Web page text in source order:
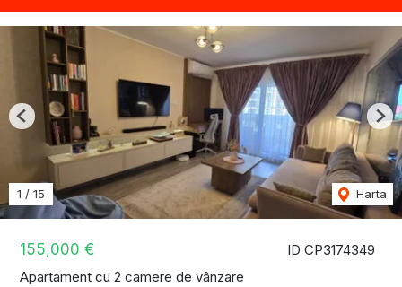
ID CP3174349
155,000 €
Apartament cu 2 camere de vânzare
1 / 15 Harta
Previous